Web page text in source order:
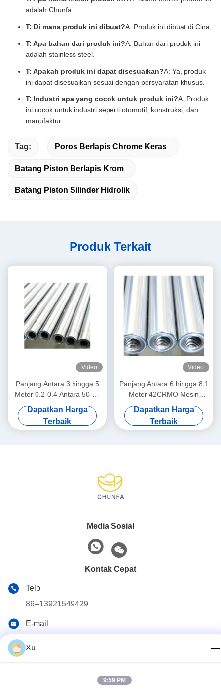
adalah Chunfa.
T: Di mana produk ini dibuat?A: Produk ini dibuat di Cina.
T: Apa bahan dari produk ini?A: Bahan dari produk ini
adalah stainless steel.
T: Apakah produk ini dapat disesuaikan?A: Ya, produk
ini dapat disesuaikan sesuai dengan persyaratan khusus.
T: Industri apa yang cocok untuk produk ini?A: Produk
ini cocok untuk industri seperti otomotif, konstruksi, dan
manufaktur.
Tag: Poros Berlapis Chrome Keras
Batang Piston Berlapis Krom
Batang Piston Silinder Hidrolik
Produk Terkait
Video
Panjang Antara 3 hingga 5
Meter 0.2-0.4 Antara 50-55
derajat Produksi Precision
Hydraulic Piston Rod
Dapatkan Harga
Terbaik
Video
Panjang Antara 6 hingga 8,1
Meter 42CRMO Mesin
Teknik Rod Piston Hidraulik
Dapatkan Harga
Terbaik
Media Sosial
Kontak Cepat
Telp
86--13921549429
E-mail
Xu
9:59 PM